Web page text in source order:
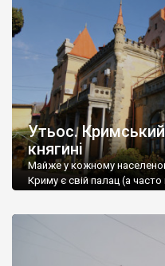
Утьос.
княгині
Майже у кожному
Криму є свій палац (а часто